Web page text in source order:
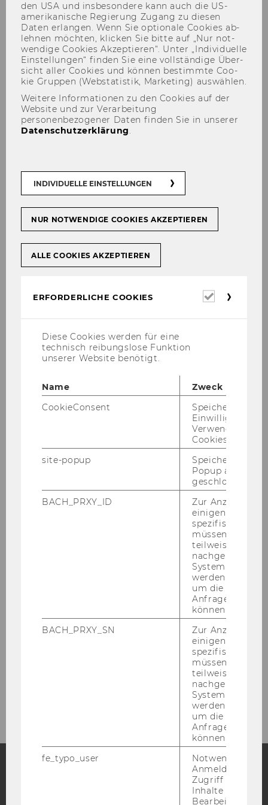
Publications
Der Inhalt dieser Seite ist aktuell nur auf
Englisch verfügbar.
IACCM Knowledge Bites
IACCM Research Sparks
International Association of Cross-
Cultural Competence and Management
Journal EJCCM
Conferences
IACCM Research Sparks
Blog
den USA und ins­be­son­de­re kann auch die US-​
amerikanische Re­gie­rung Zu­gang zu die­sen
Daten er­lan­gen. Wenn Sie op­tio­na­le Coo­kies ab­
leh­nen möch­ten, kli­cken Sie bitte auf „Nur not­
wen­di­ge Coo­kies Ak­zep­tie­ren“. Unter „In­di­vi­du­el­le
Ein­stel­lun­gen“ fin­den Sie eine voll­stän­di­ge Über­
sicht aller Coo­kies und kön­nen be­stimm­te Coo­
kie Grup­pen (Web­sta­tis­tik, Mar­ke­ting) aus­wäh­len.
Weitere Informationen zu den Cookies auf der
Website und zur Verarbeitung
personenbezogener Daten finden Sie in unserer
Datenschutzerklärung
INDIVIDUELLE EINSTELLUNGEN
NUR NOTWENDIGE COOKIES AKZEPTIEREN
ALLE COOKIES AKZEPTIEREN
ERFORDERLICHE COOKIES
Diese Cookies werden für eine
technisch reibungslose Funktion
unserer Website benötigt.
Name
Zweck
CookieConsent
Speichert Ihre
Einwilligung zur
Verwendung von
Cookies.
site-popup
Speichert ob ein
Popup
geschlossen
BACH_PRXY_ID
Zur Anzeige von
einigen WU-
spezifischen
müssen
teilweise von
nachgelagerten
System
werden.
um die Antwort
Anfrage
können.
BACH_PRXY_SN
Zur Anzeige von
einigen WU-
spezifischen
müssen
teilweise von
nachgelagerten
System
werden.
um die Antwort
Anfrage
können.
fe_typo_user
Notwendig für
Anmeldung und
Zugriff auf
Inhalte oder zur
Bearbeitung des